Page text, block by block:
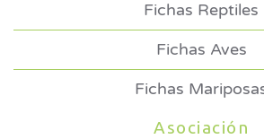
Fichas Reptiles
Fichas Aves
Fichas
Asociación